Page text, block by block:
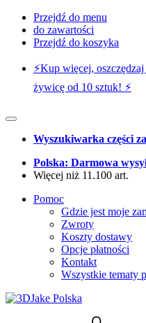
Przejdź do menu
do zawartości
Przejdź do koszyka
⚡️Kup więcej,
żywicę od 10 sztuk! ⚡️
Wyszukiwarka części
Polska: Darmowa
Więcej niż 11.100 art.
Pomoc
Gdzie jest moje
Zwroty
Koszty dostawy
Opcje płatności
Kontakt
Wszystkie tematy